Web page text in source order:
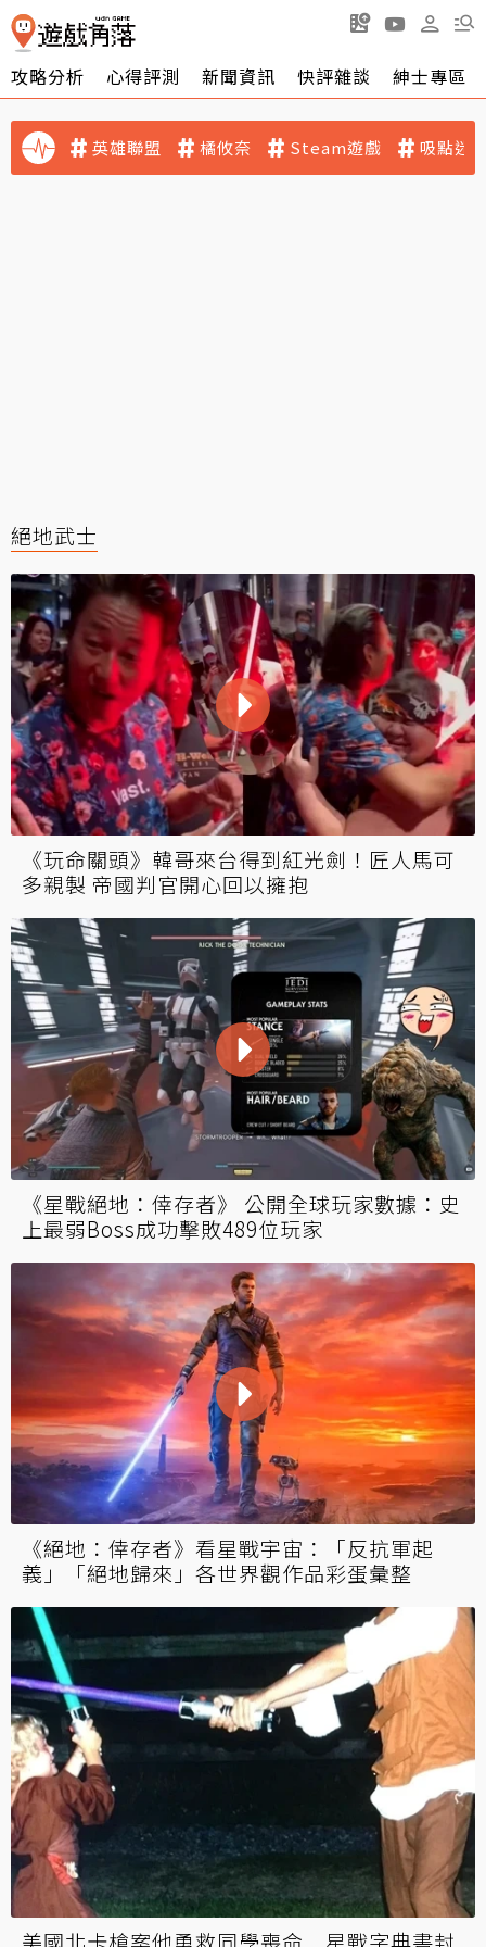
攻略分析 心得評測 新聞資訊 快評雜談 紳士專區
英雄聯盟 橘攸奈 Steam遊戲 吸點迷
絕地武士
《玩命關頭》韓哥來台得到紅光劍！匠人馬可
多親製 帝國判官開心回以擁抱
《星戰絕地：倖存者》 公開全球玩家數據：史
上最弱Boss成功擊敗489位玩家
《絕地：倖存者》看星戰宇宙：「反抗軍起
義」「絕地歸來」各世界觀作品彩蛋彙整
美國北卡槍案他勇救同學喪命 星戰字典書封